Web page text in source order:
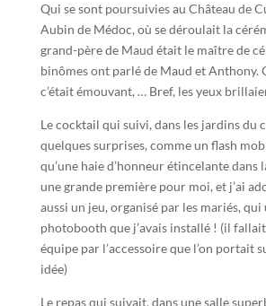
Qui se sont poursuivies au Château de
Aubin de Médoc, où se déroulait la
grand-père de Maud était le maître de
binômes ont parlé de Maud et Anthony.
c’était émouvant, … Bref, les yeux
Le cocktail qui suivi, dans les jardins du
quelques surprises, comme un flash
qu’une haie d’honneur étincelante dans
une grande première pour moi, et j’ai
aussi un jeu, organisé par les mariés,
photobooth que j’avais installé ! (il
équipe par l’accessoire que l’on portait
idée)
Le repas qui suivait, dans une salle